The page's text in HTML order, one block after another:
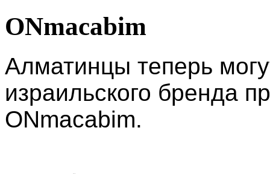
ONmacabim
Алматинцы теперь
израильского бренда
ONmacabim.